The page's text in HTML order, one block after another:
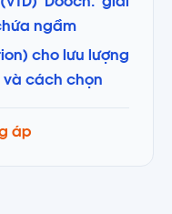
ngầm
cho lưu lượng
và cách chọn
áp